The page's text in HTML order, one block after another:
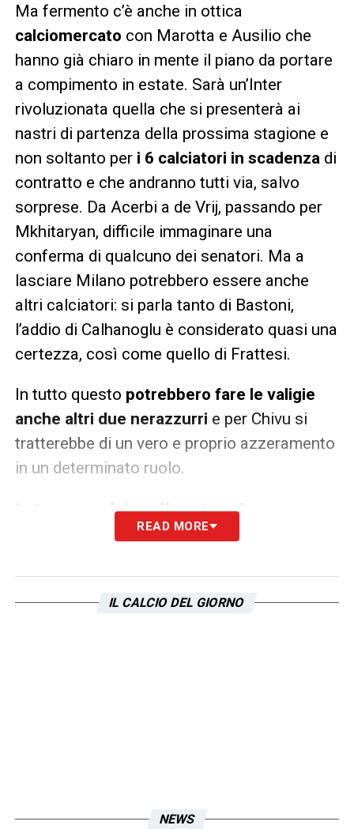
Ma fermento c’è anche in ottica
calciomercato con Marotta e Ausilio che
hanno già chiaro in mente il piano da portare
a compimento in estate. Sarà un’Inter
rivoluzionata quella che si presenterà ai
nastri di partenza della prossima stagione e
non soltanto per i 6 calciatori in scadenza di
contratto e che andranno tutti via, salvo
sorprese. Da Acerbi a de Vrij, passando per
Mkhitaryan, difficile immaginare una
conferma di qualcuno dei senatori. Ma a
lasciare Milano potrebbero essere anche
altri calciatori: si parla tanto di Bastoni,
l’addio di Calhanoglu è considerato quasi una
certezza, così come quello di Frattesi.
In tutto questo potrebbero fare le valigie
anche altri due nerazzurri e per Chivu si
tratterebbe di un vero e proprio azzeramento
in un determinato ruolo.
Inter cambia gli esterni:
Dumfries e Luis Henrique via
Via sia Dumfries che Luis Henrique: l’Inter è
pronta ad azzerare la sua fascia destra con
accreditata, ma uno sguardo va dato anche
READ MORE
IL CALCIO DEL GIORNO
NEWS